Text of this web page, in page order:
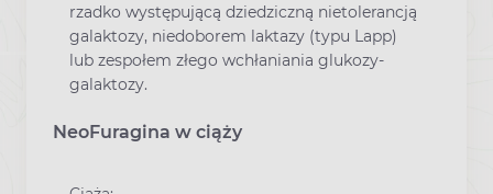
rzadko występującą dziedziczną nietolerancją
galaktozy, niedoborem laktazy (typu Lapp)
lub zespołem złego wchłaniania glukozy-
galaktozy.
NeoFuragina w ciąży